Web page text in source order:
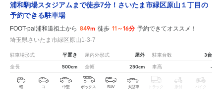
浦和駒場スタジアムまで徒歩7分！さいたま市緑区原山１丁目の
予約できる駐車場
FOOT-pal浦和道祖土から 849m 徒歩 11～16分 予約できてオススメ！
埼玉県さいたま市緑区原山1-3-7
駐車場形式 平置き 屋内外形式 屋外 駐車台数 3台
全長 500cm 全幅 250cm 車高 -
軽 コ 中型 ボックス SUV 大型車 トラック 原付 バイク